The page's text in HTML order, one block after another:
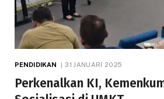
PENDIDIKAN 31 JANUARI 2025
Perkenalkan KI,